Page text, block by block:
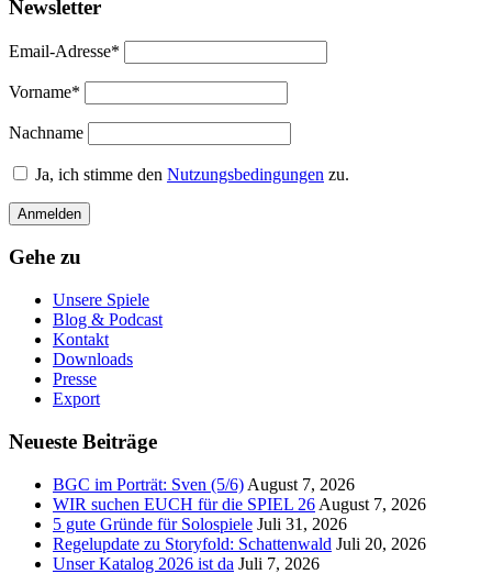
Newsletter
Email-Adresse*
Vorname*
Nachname
Ja, ich stimme den Nutzungsbedingungen zu.
Gehe zu
Unsere Spiele
Blog & Podcast
Kontakt
Downloads
Presse
Export
Neueste Beiträge
BGC im Porträt: Sven (5/6) August 7, 2026
WIR suchen EUCH für die SPIEL 26 August 7, 2026
5 gute Gründe für Solospiele Juli 31, 2026
Regelupdate zu Storyfold: Schattenwald Juli 20, 2026
Unser Katalog 2026 ist da Juli 7, 2026